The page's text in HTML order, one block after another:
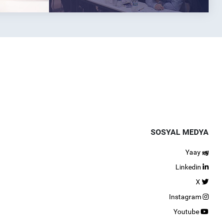
SOSYAL MEDYA
Yaay
Linkedin
X
Instagram
Youtube